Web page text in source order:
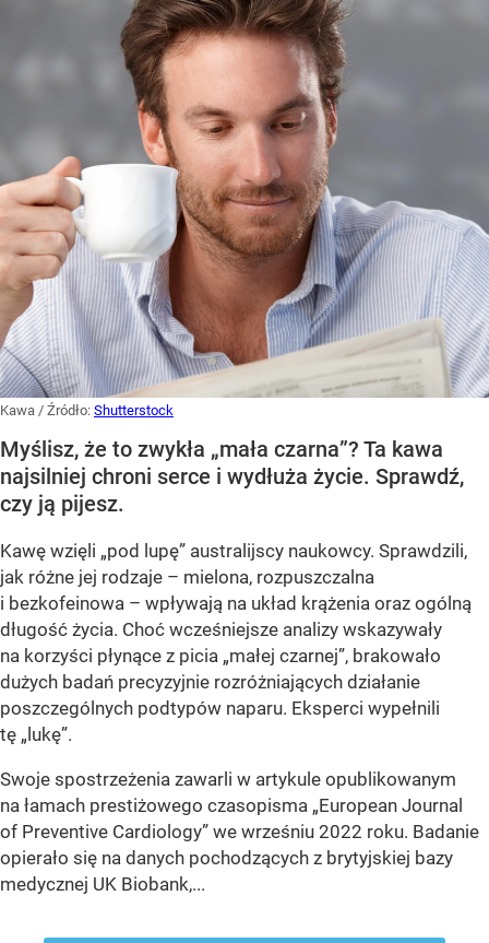
Kawa / Źródło: Shutterstock
Myślisz, że to zwykła „mała czarna”? Ta kawa
najsilniej chroni serce i wydłuża życie. Sprawdź,
czy ją pijesz.
Kawę wzięli „pod lupę” australijscy naukowcy. Sprawdzili,
jak różne jej rodzaje – mielona, rozpuszczalna
i bezkofeinowa – wpływają na układ krążenia oraz ogólną
długość życia. Choć wcześniejsze analizy wskazywały
na korzyści płynące z picia „małej czarnej”, brakowało
dużych badań precyzyjnie rozróżniających działanie
poszczególnych podtypów naparu. Eksperci wypełnili
tę „lukę”.
Swoje spostrzeżenia zawarli w artykule opublikowanym
na łamach prestiżowego czasopisma „European Journal
of Preventive Cardiology” we wrześniu 2022 roku. Badanie
opierało się na danych pochodzących z brytyjskiej bazy
medycznej UK Biobank,...